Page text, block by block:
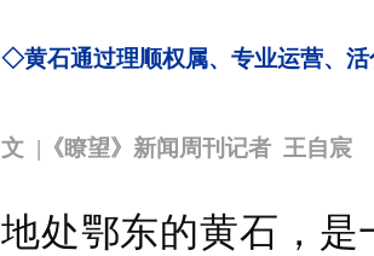
◇黄石通过理顺权属、专业运营、
文 |《瞭望》新闻周刊记者 王自宸
地处鄂东的黄石，